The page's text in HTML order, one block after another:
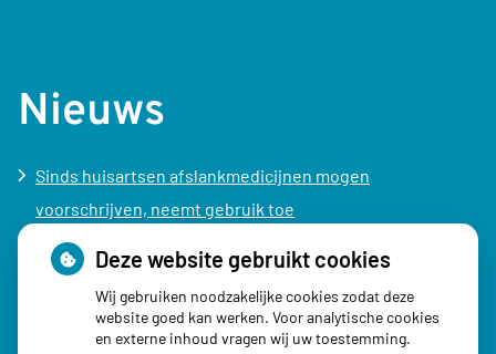
Nieuws
Sinds huisartsen afslankmedicijnen mogen
voorschrijven, neemt gebruik toe
Schurft sinds corona geen vergeten ziekte meer: aantal
uitbraken fors gestegen
Stoppen met afslankmedicijnen betekent zonder
leefstijlaanpassingen weer gewichtstoename
Deze website gebruikt cookies
Wij gebruiken noodzakelijke cookies zodat deze
website goed kan werken. Voor analytische cookies
en externe inhoud vragen wij uw toestemming.